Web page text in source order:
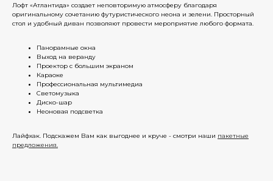
Лофт «Атлантида» создает неповторимую атмосферу благодаря
оригинальному сочетанию футуристического неона и зелени. Просторный
стол и удобный диван позволяют провести мероприятие любого формата.
Панорамные окна
Выход на веранду
Проектор с большим экраном
Караоке
Профессиональная мультимедиа
Светомузыка
Диско-шар
Неоновая подсветка
Лайфхак. Подскажем Вам как выгоднее и круче - смотри наши пакетные
предложения.